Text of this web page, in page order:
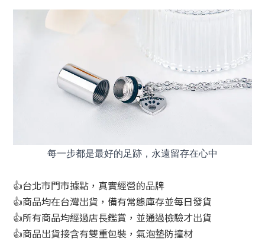
每一步都是最好的足跡，永遠留存在心中
👍台北市門市據點，真實經營的品牌
👍商品均在台灣出貨，備有常態庫存並每日發貨
👍所有商品均經過店長鑑賞，並通過檢驗才出貨
👍商品出貨接含有雙重包裝，氣泡墊防撞材